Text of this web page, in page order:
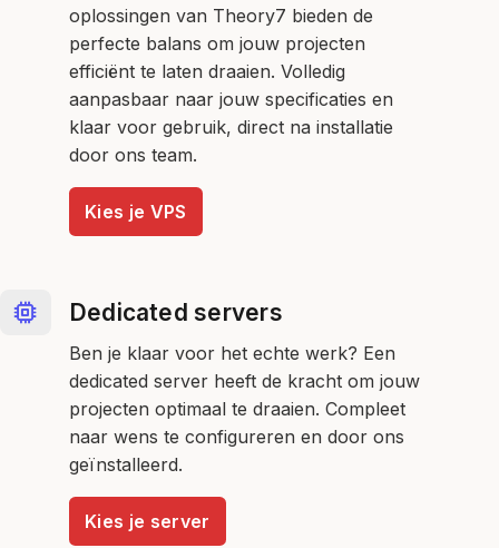
oplossingen van Theory7 bieden de
perfecte balans om jouw projecten
efficiënt te laten draaien. Volledig
aanpasbaar naar jouw specificaties en
klaar voor gebruik, direct na installatie
door ons team.
Kies je VPS
Dedicated servers
Ben je klaar voor het echte werk? Een
dedicated server heeft de kracht om jouw
projecten optimaal te draaien. Compleet
naar wens te configureren en door ons
geïnstalleerd.
Kies je server